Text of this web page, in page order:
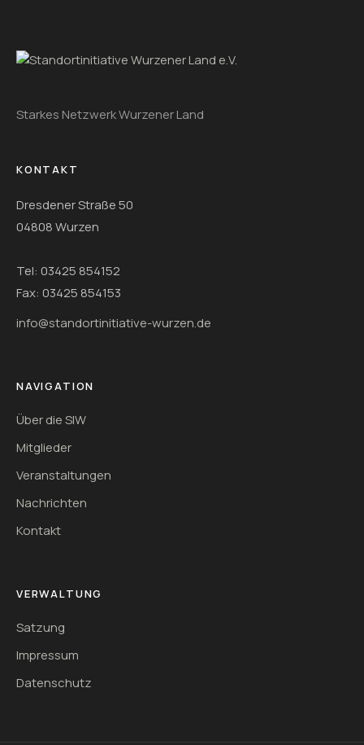
Starkes Netzwerk Wurzener Land
KONTAKT
Dresdener Straße 50
04808 Wurzen
Tel: 03425 854152
Fax: 03425 854153
info@standortinitiative-wurzen.de
NAVIGATION
Über die SIW
Mitglieder
Veranstaltungen
Nachrichten
Kontakt
VERWALTUNG
Satzung
Impressum
Datenschutz